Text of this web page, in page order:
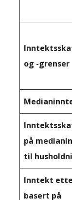
og -grenser
på
til
Inntekt
basert på